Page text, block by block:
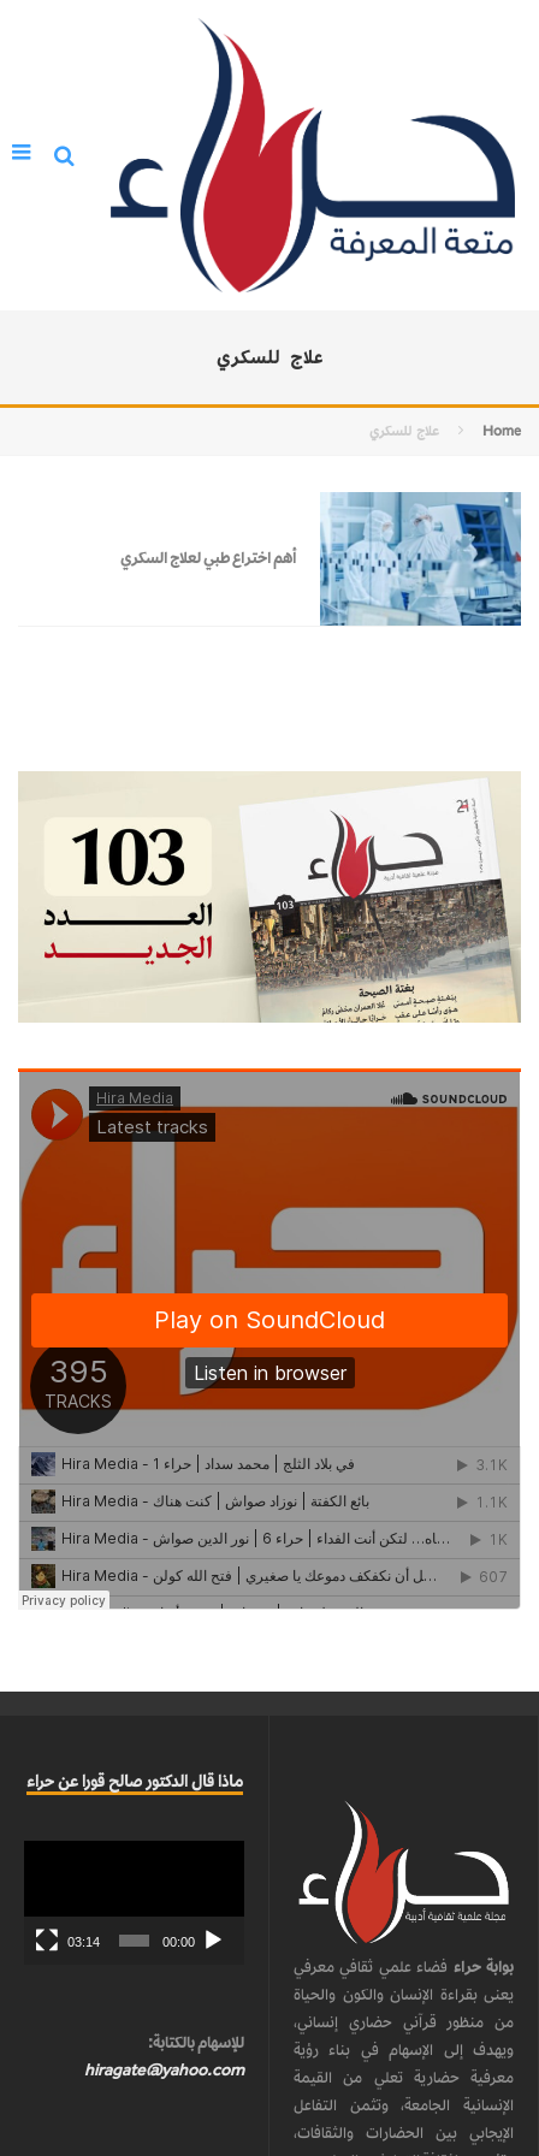
علاج للسكري
Home علاج للسكري
أهم اختراع طبي لعلاج السكري
بوابة حراء فضاء علمي ثقافي معرفي
يعنى بقراءة الإنسان والكون والحياة
من منظور قرآني حضاري إنساني،
ويهدف إلى الإسهام في بناء رؤية
معرفية حضارية تعلي من القيمة
الإنسانية الجامعة، وتثمن التفاعل
الإيجابي بين الحضارات والثقافات،
ماذا قال الدكتور صالح قورا عن حراء
00:00
03:14
للإسهام بالكتابة:
hiragate@yahoo.com